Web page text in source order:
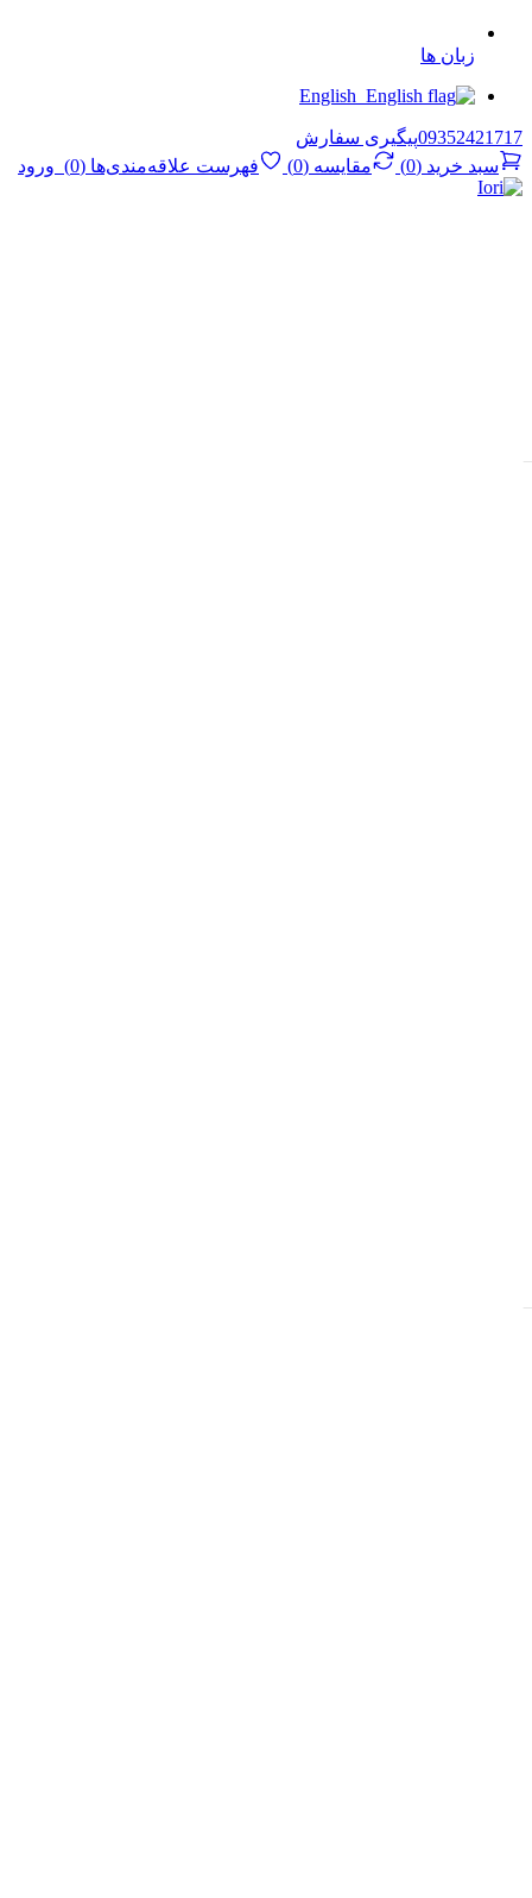
زبان ها
English
09352421717پیگیری سفارش
سبد خرید (
0
) مقایسه (
0
) فهرست علاقه‌مندی‌ها (
0
) ورود